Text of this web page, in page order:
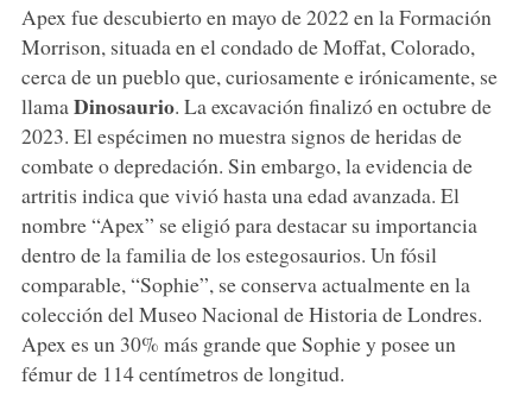
Apex fue descubierto en mayo de 2022 en la Formación
Morrison, situada en el condado de Moffat, Colorado,
cerca de un pueblo que, curiosamente e irónicamente, se
llama Dinosaurio. La excavación finalizó en octubre de
2023. El espécimen no muestra signos de heridas de
combate o depredación. Sin embargo, la evidencia de
artritis indica que vivió hasta una edad avanzada. El
nombre “Apex” se eligió para destacar su importancia
dentro de la familia de los estegosaurios. Un fósil
comparable, “Sophie”, se conserva actualmente en la
colección del Museo Nacional de Historia de Londres.
Apex es un 30% más grande que Sophie y posee un
fémur de 114 centímetros de longitud.